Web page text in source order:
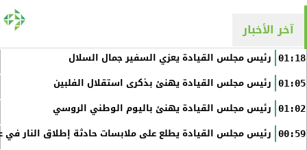
آخر الأخبار
01:18 رئيس مجلس القيادة يعزي السفير جمال السلال
01:05 رئيس مجلس القيادة يهنئ بذكرى استقلال الفلبين
01:02 رئيس مجلس القيادة يهنئ باليوم الوطني الروسي
00:59 رئيس مجلس القيادة يطلع على ملابسات حادثة إطلاق النار في